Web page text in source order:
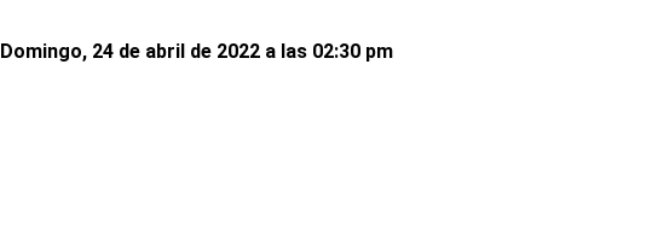
Domingo, 24 de abril de 2022 a las 02:30 pm